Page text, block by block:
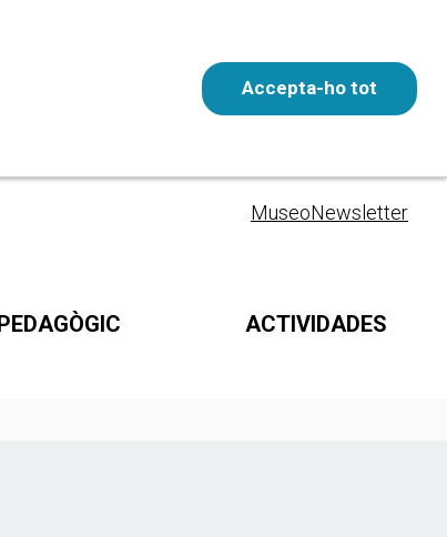
Entrada gratuita ESP
MuseoNewsletter
ACTIVIDADES
Accepta-ho tot